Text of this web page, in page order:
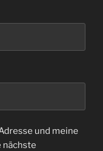
und meine
nächste